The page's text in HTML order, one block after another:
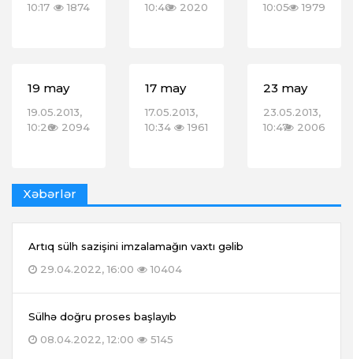
10:17
1874
10:40 2020
10:05
1979
19 may
19.05.2013,
10:26
2094
17 may
17.05.2013,
10:34
1961
23 may
23.05.2013,
10:47 2006
Xəbərlər
Artıq sülh sazişini imzalamağın vaxtı gəlib
29.04.2022, 16:00
10404
Sülhə doğru proses başlayıb
08.04.2022, 12:00
5145